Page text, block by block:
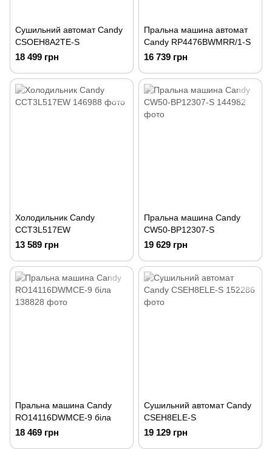
Сушильний автомат Candy
CSOEH8A2TE-S
18 499 грн
Пральна машина автомат
Candy RP4476BWMRR/1-S
16 739 грн
Холодильник Candy
CCT3L517EW
13 589 грн
Пральна машина Candy
CW50-BP12307-S
19 629 грн
Пральна машина Candy
RO14116DWMCE-9 біла
18 469 грн
Сушильний автомат Candy
CSEH8ELE-S
19 129 грн